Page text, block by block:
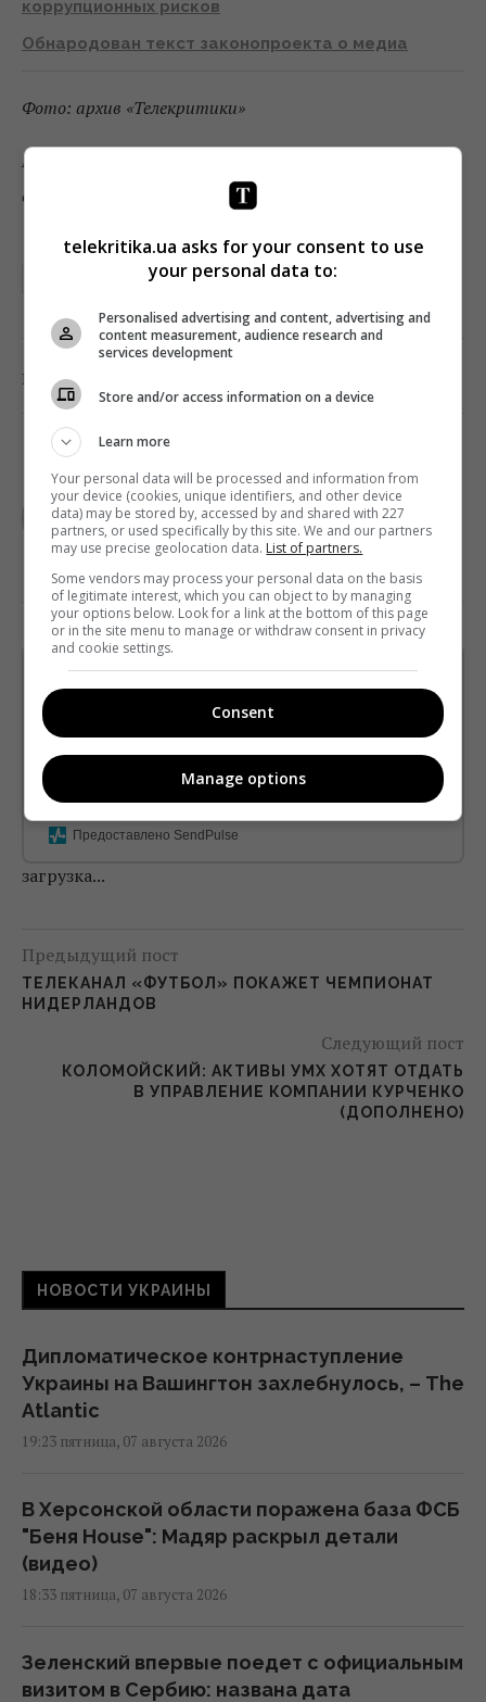
коррупционных рисков
Обнародован текст законопроекта о медиа
Фото: архив «Телекритики»
Подписывайтесь на «Телекритику»
в
ЗАКОНОПРОЕКТ О МЕДИА
Поделиться:
TELEKRITIKA
Пишемо з любов'ю
Підпишіться ще раз, якщо не отримуєте від нас листи
*
Предоставлено SendPulse
загрузка...
Предыдущий пост
ТЕЛЕКАНАЛ «ФУТБОЛ» ПОКАЖЕТ ЧЕМПИОНАТ
НИДЕРЛАНДОВ
Следующий пост
КОЛОМОЙСКИЙ: АКТИВЫ УМХ ХОТЯТ ОТДАТЬ
В УПРАВЛЕНИЕ КОМПАНИИ КУРЧЕНКО
(ДОПОЛНЕНО)
НОВОСТИ УКРАИНЫ
Дипломатическое контрнаступление
Украины на Вашингтон захлебнулось, – The
Atlantic
19:23 пятница, 07 августа 2026
В Херсонской области поражена база ФСБ
"Беня House": Мадяр раскрыл детали
(видео)
18:33 пятница, 07 августа 2026
Зеленский впервые поедет с официальным
визитом в Сербию: названа дата
telekritika.ua asks for your consent to use
your personal data to:
Personalised advertising and content, advertising and
content measurement, audience research and
services development
Store and/or access information on a device
Learn more
Your personal data will be processed and information from
your device (cookies, unique identifiers, and other device
data) may be stored by, accessed by and shared with 227
partners, or used specifically by this site. We and our partners
may use precise geolocation data. List of partners.
Some vendors may process your personal data on the basis
of legitimate interest, which you can object to by managing
your options below. Look for a link at the bottom of this page
or in the site menu to manage or withdraw consent in privacy
and cookie settings.
Consent
Manage options